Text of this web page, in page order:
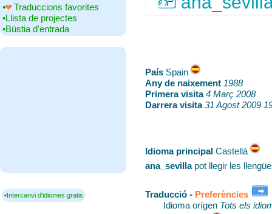
•‎
Traduccions favorites
•‎Llista de projectes
•‎Bústia d'entrada
▪Intercanvi d'idiomes gratis
País ‎Spain
Any de naixement 1988
Primera visita‎4 Març 2008
Darrera visita‎31 Agost 2009
Idioma principal ‎Castellà
ana_sevillapot llegir les
Traducció - Preferències
Idioma orígen Tots els